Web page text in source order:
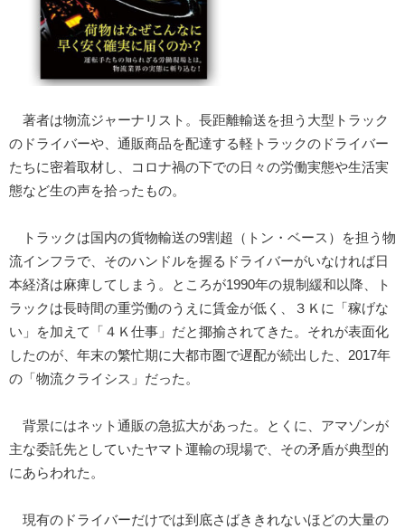
著者は物流ジャーナリスト。長距離輸送を担う大型トラック
のドライバーや、通販商品を配達する軽トラックのドライバー
たちに密着取材し、コロナ禍の下での日々の労働実態や生活実
態など生の声を拾ったもの。
トラックは国内の貨物輸送の9割超（トン・ベース）を担う物
流インフラで、そのハンドルを握るドライバーがいなければ日
本経済は麻痺してしまう。ところが1990年の規制緩和以降、ト
ラックは長時間の重労働のうえに賃金が低く、３Ｋに「稼げな
い」を加えて「４Ｋ仕事」だと揶揄されてきた。それが表面化
したのが、年末の繁忙期に大都市圏で遅配が続出した、2017年
の「物流クライシス」だった。
背景にはネット通販の急拡大があった。とくに、アマゾンが
主な委託先としていたヤマト運輸の現場で、その矛盾が典型的
にあらわれた。
現有のドライバーだけでは到底さばききれないほどの大量の